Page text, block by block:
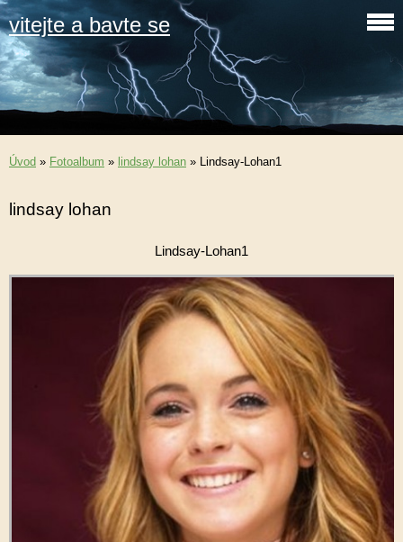
vitejte a bavte se
Úvod » Fotoalbum » lindsay lohan » Lindsay-Lohan1
lindsay lohan
Lindsay-Lohan1